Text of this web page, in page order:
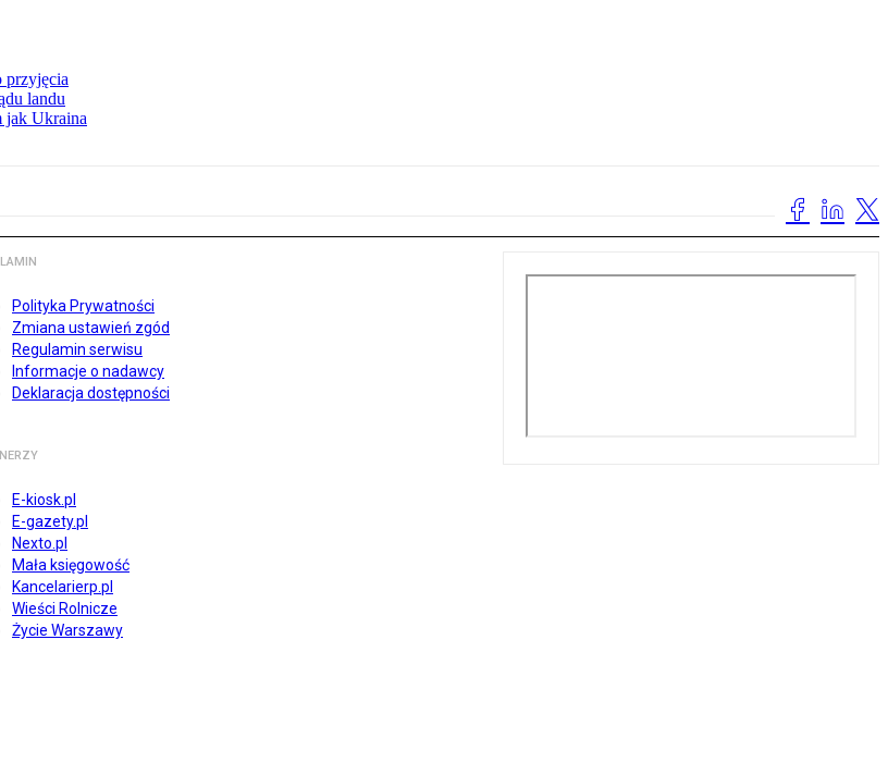
przyjęcia
landu
jak Ukraina
Polityka Prywatności
Zmiana ustawień zgód
Regulamin serwisu
Informacje o nadawcy
Deklaracja dostępności
E-kiosk.pl
E-gazety.pl
Nexto.pl
Mała księgowość
Kancelarierp.pl
Wieści Rolnicze
Życie Warszawy